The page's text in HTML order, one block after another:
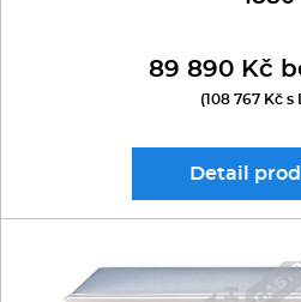
89 890 Kč
(108 767 Kč s
Detail